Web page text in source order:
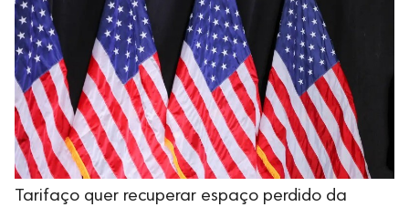
Tarifaço quer recuperar espaço perdido da